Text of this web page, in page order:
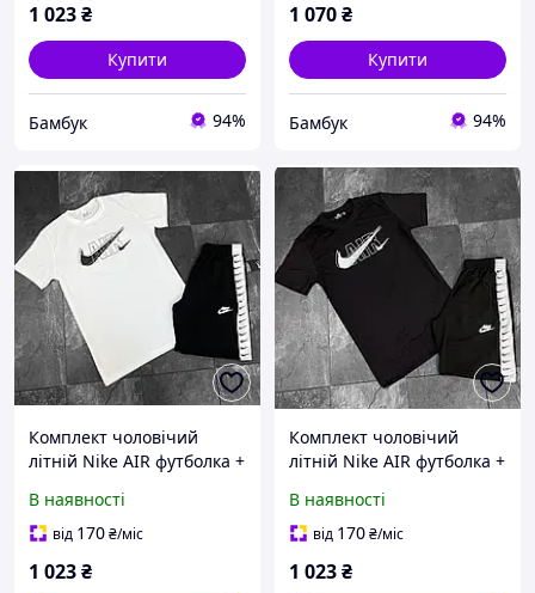
1 023₴
Купити
Бамбук 94%
1 070₴
Купити
Бамбук 94%
Комплект чоловічий
літній Nike AIR футболка +
спортивний
повсякденний на літо
В наявності
від 170₴/міс
1 023₴
Комплект чоловічий
літній Nike AIR футболка +
спортивний
повсякденний на літо
В наявності
від 170₴/міс
1 023₴